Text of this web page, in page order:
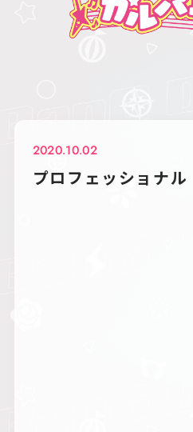
2020.10.02
プロフェッショナル